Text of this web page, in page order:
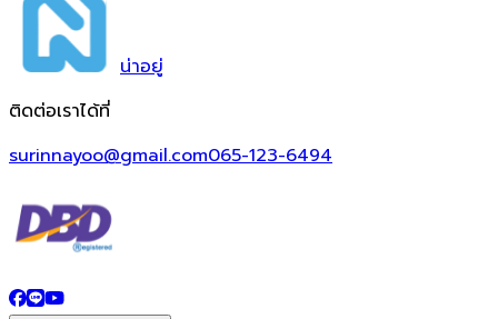
น่าอยู่
ติดต่อเราได้ที่
surinnayoo@gmail.com065-123-6494